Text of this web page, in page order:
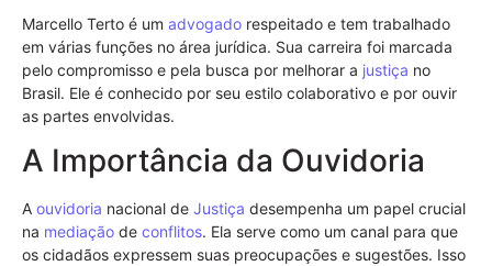
Marcello Terto é um advogado respeitado e tem trabalhado
em várias funções no área jurídica. Sua carreira foi marcada
pelo compromisso e pela busca por melhorar a justiça no
Brasil. Ele é conhecido por seu estilo colaborativo e por ouvir
as partes envolvidas.
A Importância da Ouvidoria
A ouvidoria nacional de Justiça desempenha um papel crucial
na mediação de conflitos. Ela serve como um canal para que
os cidadãos expressem suas preocupações e sugestões. Isso